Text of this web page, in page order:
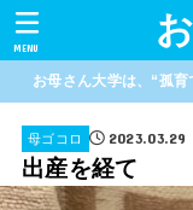
MENU
お母さん大学は、“孤
母ゴコロ 2023.03.29
出産を経て